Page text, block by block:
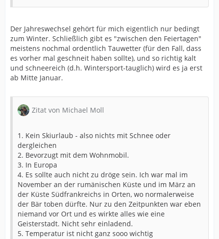
Der Jahreswechsel gehört für mich eigentlich nur bedingt
zum Winter. Schließlich gibt es "zwischen den Feiertagen"
meistens nochmal ordentlich Tauwetter (für den Fall, dass
es vorher mal geschneit haben sollte), und so richtig kalt
und schneereich (d.h. Wintersport-tauglich) wird es ja erst
ab Mitte Januar.
Zitat von Michael Moll
1. Kein Skiurlaub - also nichts mit Schnee oder
dergleichen
2. Bevorzugt mit dem Wohnmobil.
3. In Europa
4. Es sollte auch nicht zu dröge sein. Ich war mal im
November an der rumänischen Küste und im März an
der Küste Südfrankreichs in Orten, wo normalerweise
der Bär toben dürfte. Nur zu den Zeitpunkten war eben
niemand vor Ort und es wirkte alles wie eine
Geisterstadt. Nicht sehr einladend.
5. Temperatur ist nicht ganz sooo wichtig